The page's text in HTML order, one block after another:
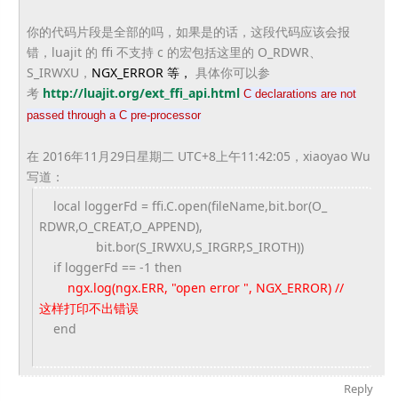
你的代码片段是全部的吗，如果是的话，这段代码应该会报
错， luajit 的 ffi 不支持 c 的宏包括这里的 O_RDWR、
S_IRWXU， NGX_ERROR 等， 具体你可以参
考 http://luajit.org/ext_ ffi_api.html C declarations are not
passed through a C pre-processor
在 2016年11月29日星期二 UTC+8上午11:42:05，xiaoyao Wu
写道：
local loggerFd = ffi.C.open(fileName,bit.bor(O_
RDWR,O_CREAT,O_APPEND),
bit.bor(S_IRWXU,S_IRGRP,S_ IROTH))
if loggerFd == -1 then
ngx.log(ngx.ERR, "open error ", NGX_ERROR) //
这样打印不出错误
end
Reply